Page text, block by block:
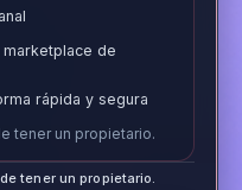
de
rápida y segura
tener un propietario.
tener un propietario.